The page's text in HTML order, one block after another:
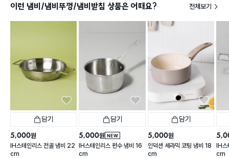
이런 냄비/냄비뚜껑/냄비받침 상품은 어때요? 전체보기
담기
5,000원
IH스테인리스 전골 냄비 22
cm
담기
NEW
5,000원
IH스테인리스 편수 냄비 16
cm
담기
5,000원
인덕션 세라믹 코팅 냄비 18
cm
IH스
cm